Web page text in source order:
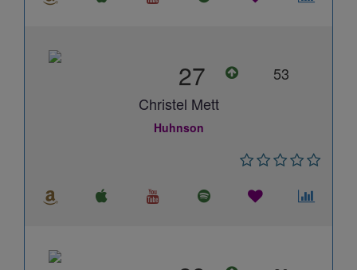
27
53
Christel Mett
Huhnson